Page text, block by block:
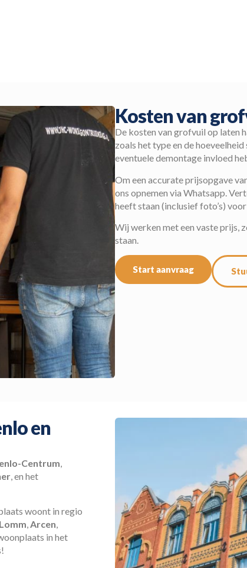
Kosten van
De kosten van grofvuil op laten
zoals het type en de
eventuele demontage invloed
Om een accurate prijsopgave
ons opnemen via Whatsapp.
heeft staan (inclusief foto’s)
Wij werken met een vaste prijs,
staan.
Start aanvraag
en
Centrum,
, en het
woont in regio
Lomm Arcen
in het